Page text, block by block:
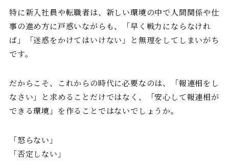
特に新入社員や転職者は、新しい環境の中で人間関係や仕
事の進め方に戸惑いながらも、「早く戦力にならなけれ
ば」「迷惑をかけてはいけない」と無理をしてしまいがち
です。
だからこそ、これからの時代に必要なのは、「報連相をし
なさい」と求めることだけではなく、「安心して報連相が
できる環境」を作ることではないでしょうか。
「怒らない」
「否定しない」